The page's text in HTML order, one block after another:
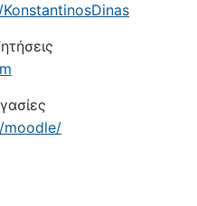
moodle/